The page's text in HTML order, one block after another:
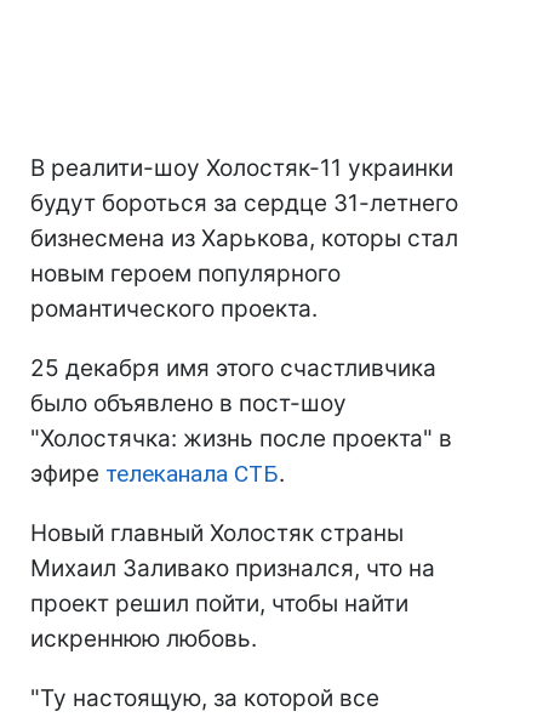
В реалити-шоу Холостяк-11 украинки
будут бороться за сердце 31-летнего
бизнесмена из Харькова, которы стал
новым героем популярного
романтического проекта.
25 декабря имя этого счастливчика
было объявлено в пост-шоу
"Холостячка: жизнь после проекта" в
эфире телеканала СТБ.
Новый главный Холостяк страны
Михаил Заливако признался, что на
проект решил пойти, чтобы найти
искреннюю любовь.
"Ту настоящую, за которой все